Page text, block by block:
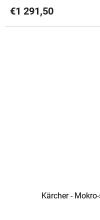
€1 291,50
Kärcher -